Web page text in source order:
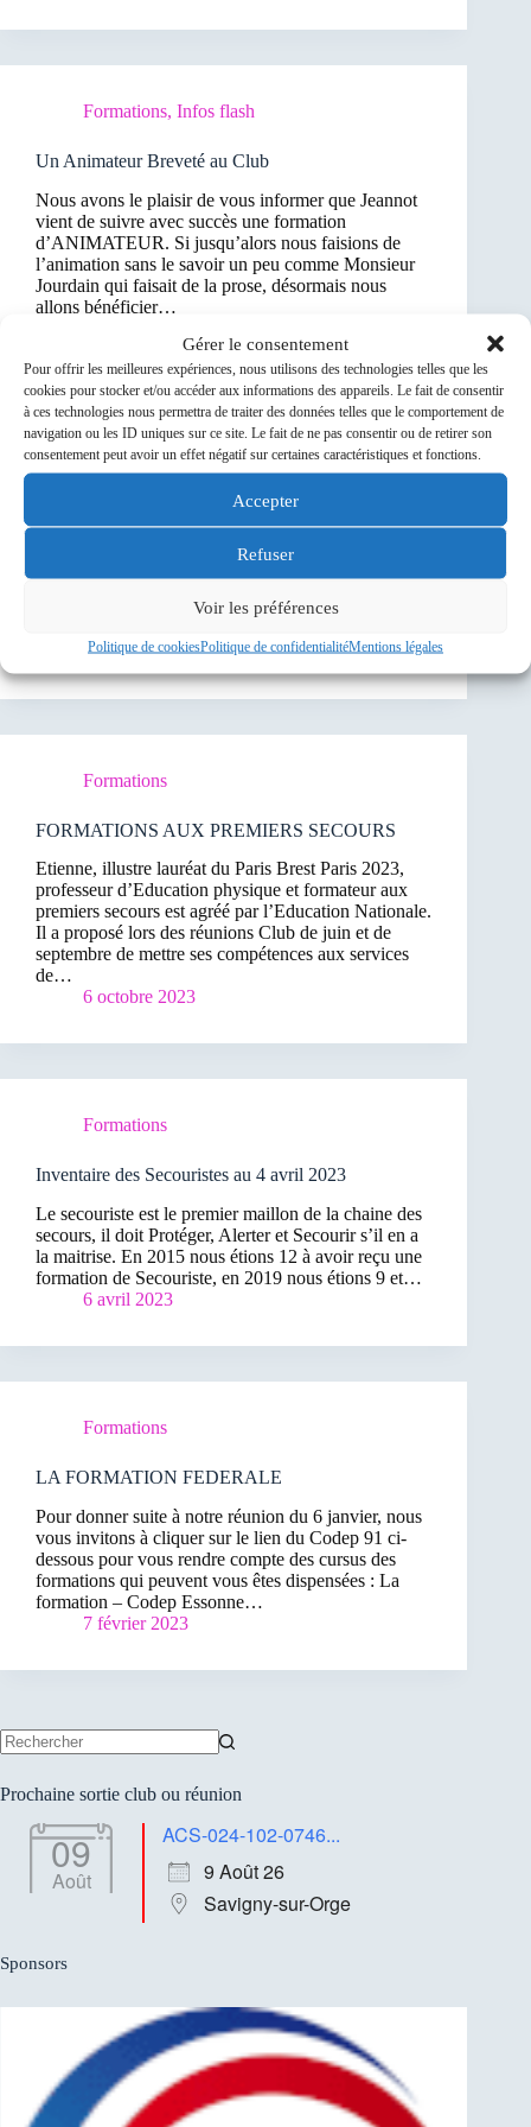
Gérer le consentement
Pour offrir les meilleures expériences, nous utilisons des technologies telles que les
cookies pour stocker et/ou accéder aux informations des appareils. Le fait de consentir
à ces technologies nous permettra de traiter des données telles que le comportement de
navigation ou les ID uniques sur ce site. Le fait de ne pas consentir ou de retirer son
consentement peut avoir un effet négatif sur certaines caractéristiques et fonctions.
Accepter
Refuser
Voir les préférences
Politique de cookiesPolitique de confidentialitéMentions légales
Formations, Infos flash
Un Animateur Breveté au Club
Nous avons le plaisir de vous informer que Jeannot
vient de suivre avec succès une formation
d’ANIMATEUR. Si jusqu’alors nous faisions de
l’animation sans le savoir un peu comme Monsieur
Jourdain qui faisait de la prose, désormais nous
allons bénéficier…
Formations
Rappel formation 1er secours
Bonjour à toutes et à tous Ci-dessous le lien pour
une formation aux gestes des premiers secours,
organiser la réunion. FORMATIONS AUX
2 novembre 2023
Formations
FORMATIONS AUX PREMIERS SECOURS
Etienne, illustre lauréat du Paris Brest Paris 2023,
professeur d’Education physique et formateur aux
premiers secours est agréé par l’Education Nationale.
Il a proposé lors des réunions Club de juin et de
septembre de mettre ses compétences aux services
de…
6 octobre 2023
Formations
Inventaire des Secouristes au 4 avril 2023
Le secouriste est le premier maillon de la chaine des
secours, il doit Protéger, Alerter et Secourir s’il en a
la maitrise. En 2015 nous étions 12 à avoir reçu une
formation de Secouriste, en 2019 nous étions 9 et…
6 avril 2023
Formations
LA FORMATION FEDERALE
Pour donner suite à notre réunion du 6 janvier, nous
vous invitons à cliquer sur le lien du Codep 91 ci-
dessous pour vous rendre compte des cursus des
formations qui peuvent vous êtes dispensées : La
formation – Codep Essonne…
7 février 2023
résultat
Prochaine sortie club ou réunion
09
Août
ACS-024-102-0746...
9 Août 26
Savigny-sur-Orge
Sponsors